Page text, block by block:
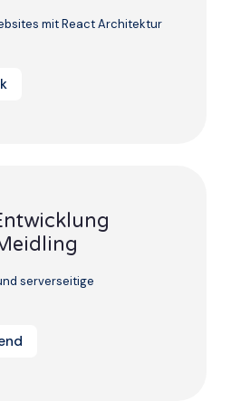
mit React Architektur
serverseitige